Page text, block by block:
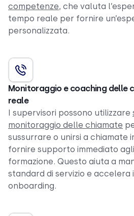
competenze, che valuta
tempo reale per fornire
personalizzata.
Monitoraggio e coaching delle
reale
I supervisori possono utilizzare
monitoraggio delle chiamate
sussurrare o unirsi a chiamate
fornire supporto immediato
formazione. Questo aiuta a
standard di servizio e accelera
onboarding.